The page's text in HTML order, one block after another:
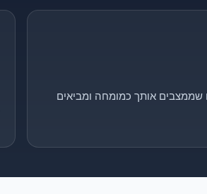
שממצבים אותך כמומחה ומביאים